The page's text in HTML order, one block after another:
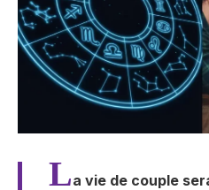
La vie de couple